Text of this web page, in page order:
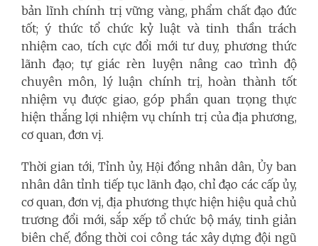
bản lĩnh chính trị vững vàng, phẩm chất đạo đức
tốt; ý thức tổ chức kỷ luật và tinh thần trách
nhiệm cao, tích cực đổi mới tư duy, phương thức
lãnh đạo; tự giác rèn luyện nâng cao trình độ
chuyên môn, lý luận chính trị, hoàn thành tốt
nhiệm vụ được giao, góp phần quan trọng thực
hiện thắng lợi nhiệm vụ chính trị của địa phương,
cơ quan, đơn vị.
Thời gian tới, Tỉnh ủy, Hội đồng nhân dân, Ủy ban
nhân dân tỉnh tiếp tục lãnh đạo, chỉ đạo các cấp ủy,
cơ quan, đơn vị, địa phương thực hiện hiệu quả chủ
trương đổi mới, sắp xếp tổ chức bộ máy, tinh giản
biên chế, đồng thời coi công tác xây dựng đội ngũ